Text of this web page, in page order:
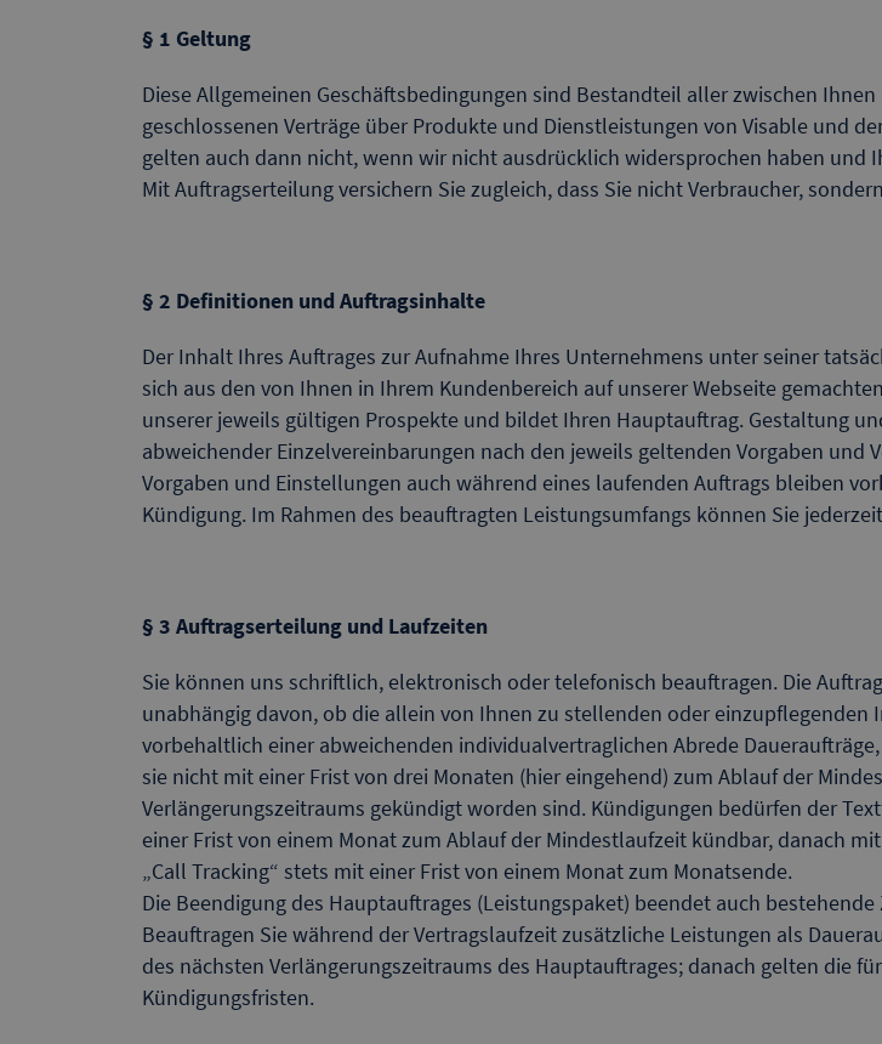
§ 1 Geltung
Diese Allgemeinen Geschäftsbedingungen sind Bestandteil aller zwischen
geschlossenen Verträge über Produkte und Dienstleistungen von Visable und
gelten auch dann nicht, wenn wir nicht ausdrücklich widersprochen haben und
Mit Auftragserteilung versichern Sie zugleich, dass Sie nicht Verbraucher,
§ 2 Definitionen und Auftragsinhalte
Der Inhalt Ihres Auftrages zur Aufnahme Ihres Unternehmens unter seiner
sich aus den von Ihnen in Ihrem Kundenbereich auf unserer Webseite
unserer jeweils gültigen Prospekte und bildet Ihren Hauptauftrag. Gestaltung
abweichender Einzelvereinbarungen nach den jeweils geltenden Vorgaben
Vorgaben und Einstellungen auch während eines laufenden Auftrags bleiben
Kündigung. Im Rahmen des beauftragten Leistungsumfangs können Sie
§ 3 Auftragserteilung und Laufzeiten
Sie können uns schriftlich, elektronisch oder telefonisch beauftragen. Die
unabhängig davon, ob die allein von Ihnen zu stellenden oder
vorbehaltlich einer abweichenden individualvertraglichen Abrede
sie nicht mit einer Frist von drei Monaten (hier eingehend) zum Ablauf der
Verlängerungszeitraums gekündigt worden sind. Kündigungen bedürfen der
einer Frist von einem Monat zum Ablauf der Mindestlaufzeit kündbar, danach
„Call Tracking“ stets mit einer Frist von einem Monat zum Monatsende.
Die Beendigung des Hauptauftrages (Leistungspaket) beendet auch bestehende
Beauftragen Sie während der Vertragslaufzeit zusätzliche Leistungen als
des nächsten Verlängerungszeitraums des Hauptauftrages; danach gelten die
Kündigungsfristen.